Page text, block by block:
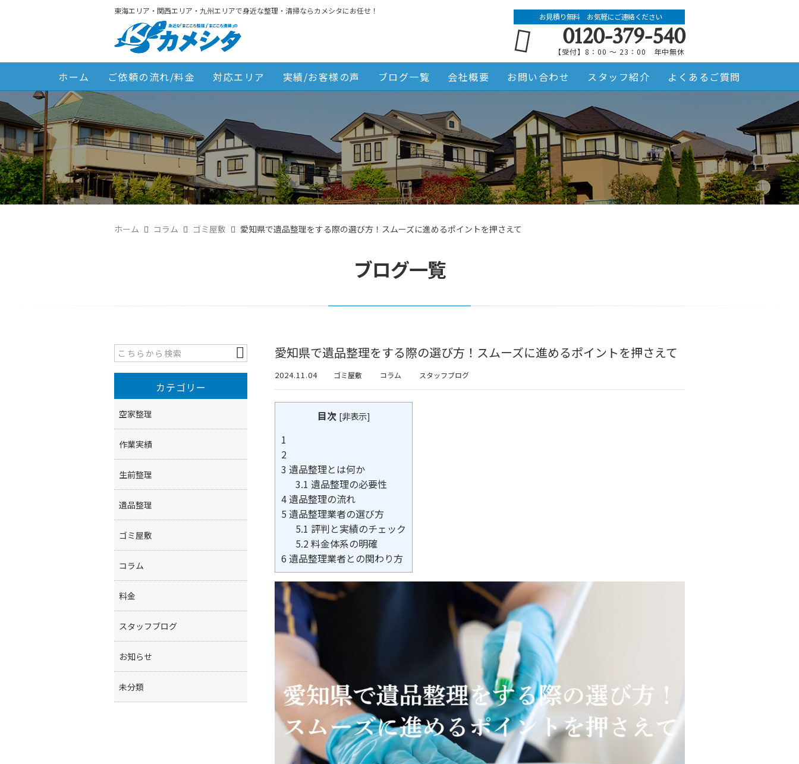
東海エリア・関西エリア・九州エリアで身近な整理・清掃ならカメシタにお任せ！
お見積り無料 お気軽にご連絡ください
0120-379-540
【受付】8：00 ～ 23：00 年中無休
ホーム ご依頼の流れ/料金 対応エリア 実績/お客様の声 ブログ一覧 会社概要 お問い合わせ スタッフ紹介 よくあるご質問
ホーム コラム ゴミ屋敷 愛知県で遺品整理をする際の選び方！スムーズに進めるポイントを押さえて
ブログ一覧
愛知県で遺品整理をする際の選び方！スムーズに進めるポイントを押さえて
2024.11.04 ゴミ屋敷 コラム スタッフブログ
目次 [非表示]
1
2
3 遺品整理とは何か
3.1 遺品整理の必要性
4遺品整理の流れ
5 遺品整理業者の選び方
5.1 評判と実績のチェック
5.2料金体系の明確
6 遺品整理業者との関わり方
カテゴリー
空家整理
作業実績
生前整理
遺品整理
ゴミ屋敷
コラム
料金
スタッフブログ
お知らせ
未分類